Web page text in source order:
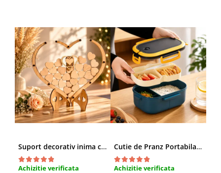
Suport decorativ inima cu mesaje, Cadou cu suflet
Achizitie verificata
Cutie de Pranz Portabila cu Compartimente
Achizitie verificata